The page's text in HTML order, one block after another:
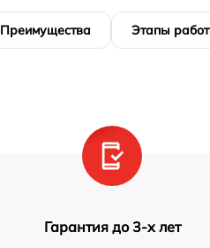
Преимущества Этапы работ
Гарантия до 3-х лет